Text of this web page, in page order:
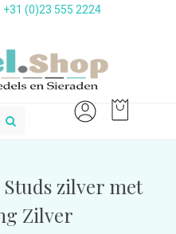
+31 (0)23 555 2224
zilver met
Zilver